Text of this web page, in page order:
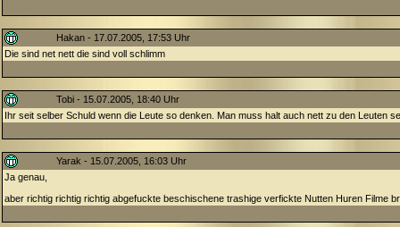
Hakan - 17.07.2005, 17:53 Uhr
Die sind net nett die sind voll schlimm
Tobi - 15.07.2005, 18:40 Uhr
Ihr seit selber Schuld wenn die Leute so denken. Man muss halt auch nett zu den Leuten
Yarak - 15.07.2005, 16:03 Uhr
Ja genau,
aber richtig richtig richtig abgefuckte beschischene trashige verfickte Nutten Huren Filme